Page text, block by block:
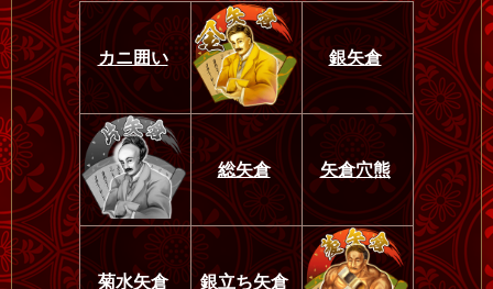
カニ囲い 銀矢倉
総矢倉 矢倉穴熊
菊水矢倉 銀立ち矢倉